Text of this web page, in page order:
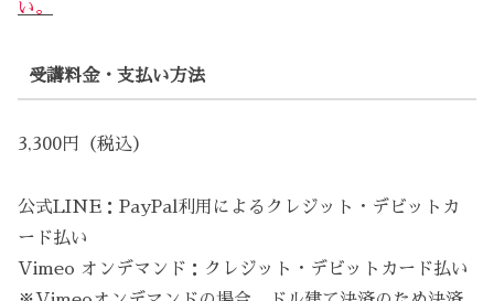
い。
受講料金・支払い方法
3,300円（税込）
公式LINE：PayPal利用によるクレジット・デビットカ
ード払い
Vimeo オンデマンド：クレジット・デビットカード払い